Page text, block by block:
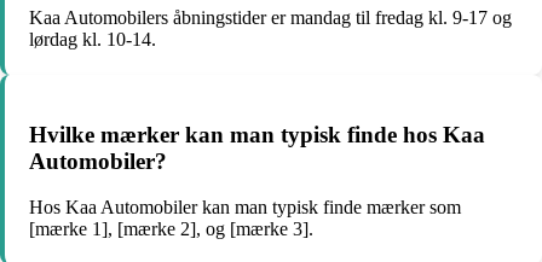
Kaa Automobilers åbningstider er mandag til fredag kl. 9-17 og
lørdag kl. 10-14.
Hvilke mærker kan man typisk finde hos Kaa
Automobiler?
Hos Kaa Automobiler kan man typisk finde mærker som
[mærke 1], [mærke 2], og [mærke 3].